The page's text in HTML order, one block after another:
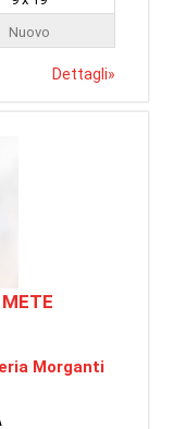
Nuovo
Dettagli»
Morganti